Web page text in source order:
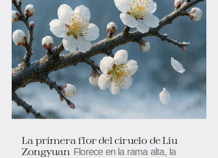
La primera flor del ciruelo de Liu
Zongyuan Florece en la rama alta, la